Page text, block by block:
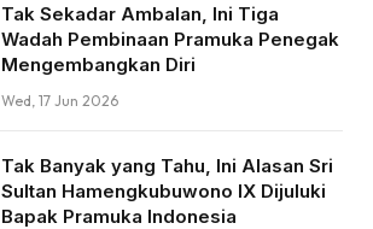
Tak Sekadar Ambalan, Ini Tiga
Wadah Pembinaan Pramuka Penegak
Mengembangkan Diri
Wed, 17 Jun 2026
Tak Banyak yang Tahu, Ini Alasan Sri
Sultan Hamengkubuwono IX Dijuluki
Bapak Pramuka Indonesia